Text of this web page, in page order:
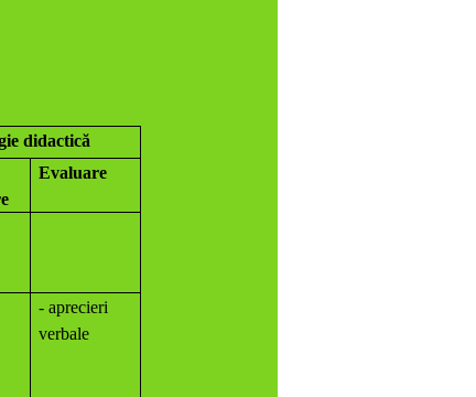
didactică
Evaluare
- aprecieri
verbale